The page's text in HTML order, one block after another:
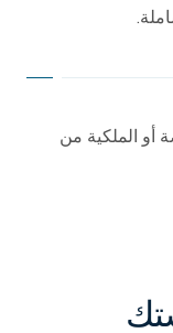
أو الملكية من